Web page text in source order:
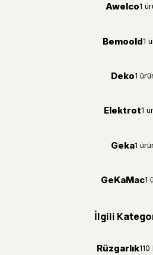
Awelco1
Bemoold1
Deko1
Elektrot1
Geka1
GeKaMac1
İlgili
Rüzgarlık110